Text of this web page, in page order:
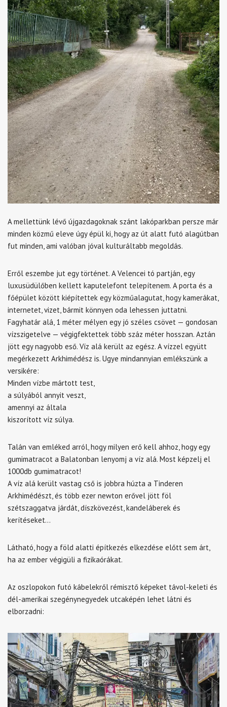
A mellettünk lévő újgazdagoknak szánt lakóparkban persze már
minden közmű eleve úgy épül ki, hogy az út alatt futó alagútban
fut minden, ami valóban jóval kulturáltabb megoldás.
Erről eszembe jut egy történet. A Velencei tó partján, egy
luxusüdülőben kellett kaputelefont telepítenem. A porta és a
főépület között kiépítettek egy közműalagutat, hogy kamerákat,
internetet, vizet, bármit könnyen oda lehessen juttatni.
Fagyhatár alá, 1 méter mélyen egy jó széles csövet — gondosan
vízszigetelve — végigfektettek több száz méter hosszan. Aztán
jött egy nagyobb eső. Víz alá került az egész. A vízzel együtt
megérkezett Arkhimédész is. Ugye mindannyian emlékszünk a
versikére:
Minden vízbe mártott test,
a súlyából annyit veszt,
amennyi az általa
kiszorított víz súlya.
Talán van emléked arról, hogy milyen erő kell ahhoz, hogy egy
gumimatracot a Balatonban lenyomj a víz alá. Most képzelj el
1000db gumimatracot!
A víz alá került vastag cső is jobbra húzta a Tinderen
Arkhimédészt, és több ezer newton erővel jött föl
szétszaggatva járdát, díszkövezést, kandeláberek és
kerítéseket…
Látható, hogy a föld alatti építkezés elkezdése előtt sem árt,
ha az ember végigüli a fizikaórákat.
Az oszlopokon futó kábelekről rémisztő képeket távol-keleti és
dél-amerikai szegénynegyedek utcaképén lehet látni és
elborzadni: